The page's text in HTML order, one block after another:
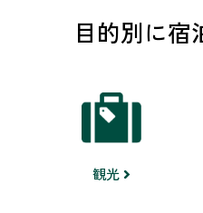
目的別に宿
観光